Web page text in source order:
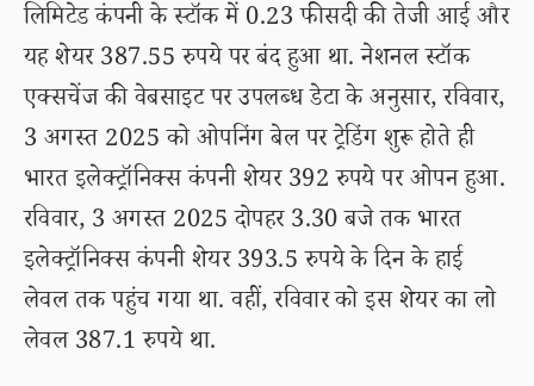
लिमिटेड कंपनी के स्टॉक में 0.23 फीसदी की तेजी आई और
यह शेयर 387.55 रुपये पर बंद हुआ था. नेशनल स्टॉक
एक्सचेंज की वेबसाइट पर उपलब्ध डेटा के अनुसार, रविवार,
3 अगस्त 2025 को ओपनिंग बेल पर ट्रेडिंग शुरू होते ही
भारत इलेक्ट्रॉनिक्स कंपनी शेयर 392 रुपये पर ओपन हुआ.
रविवार, 3 अगस्त 2025 दोपहर 3.30 बजे तक भारत
इलेक्ट्रॉनिक्स कंपनी शेयर 393.5 रुपये के दिन के हाई
लेवल तक पहुंच गया था. वहीं, रविवार को इस शेयर का लो
लेवल 387.1 रुपये था.